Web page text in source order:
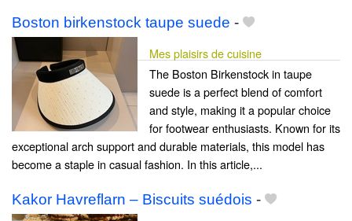
Boston birkenstock taupe suede -
Mes plaisirs de cuisine
The Boston Birkenstock in taupe
suede is a perfect blend of comfort
and style, making it a popular choice
for footwear enthusiasts. Known for its
exceptional arch support and durable materials, this model has
become a staple in casual fashion. In this article,...
Kakor Havreflarn – Biscuits suédois -